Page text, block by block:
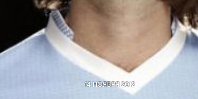
14 НОЯБРЯ 2012